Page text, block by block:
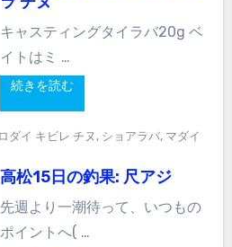
キャスティングタイラバ20g ベ
イトはミ …
続きを読む
ダイ キビレ チヌ , ショアラバ, マダイ
高松15日の釣果: 尺アジ
先週より一潮待って、いつもの
ポイントへ( …